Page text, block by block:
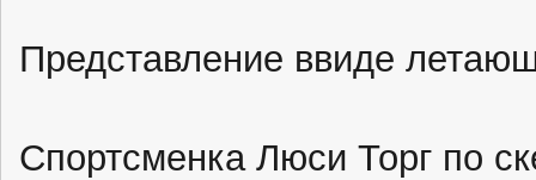
Представление ввиде
Спортсменка Люси Торг по